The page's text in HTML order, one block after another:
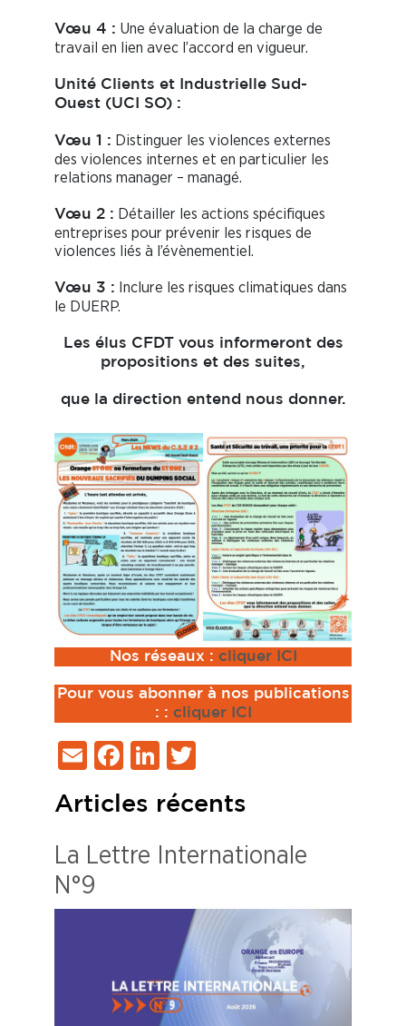
Vœu 4 : Une évaluation de la charge de
travail en lien avec l’accord en vigueur.
Unité Clients et Industrielle Sud-
Ouest (UCI SO) :
Vœu 1 : Distinguer les violences externes
des violences internes et en particulier les
relations manager – managé.
Vœu 2 : Détailler les actions spécifiques
entreprises pour prévenir les risques de
violences liés à l’évènementiel.
Vœu 3 :
Inclure les risques climatiques dans
le DUERP.
Les élus CFDT vous informeront des
propositions et des suites,
que la direction entend nous donner.
Nos réseaux : cliquer ICI
Pour vous abonner à nos publications
: : cliquer ICI
EmailFacebook
LinkedIn
Articles récents
La Lettre Internationale
N°9